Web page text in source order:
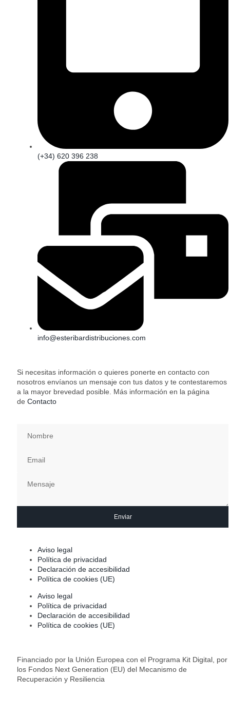
(+34) 620 396 238
info@esteribardistribuciones.com
Si necesitas información o quieres ponerte en contacto con
nosotros envíanos un mensaje con tus datos y te contestaremos
a la mayor brevedad posible. Más información en la página
de Contacto
Enviar
Aviso legal
Política de privacidad
Declaración de accesibilidad
Política de cookies (UE)
Aviso legal
Política de privacidad
Declaración de accesibilidad
Política de cookies (UE)
Financiado por la Unión Europea con el Programa Kit Digital, por
los Fondos Next Generation (EU) del Mecanismo de
Recuperación y Resiliencia